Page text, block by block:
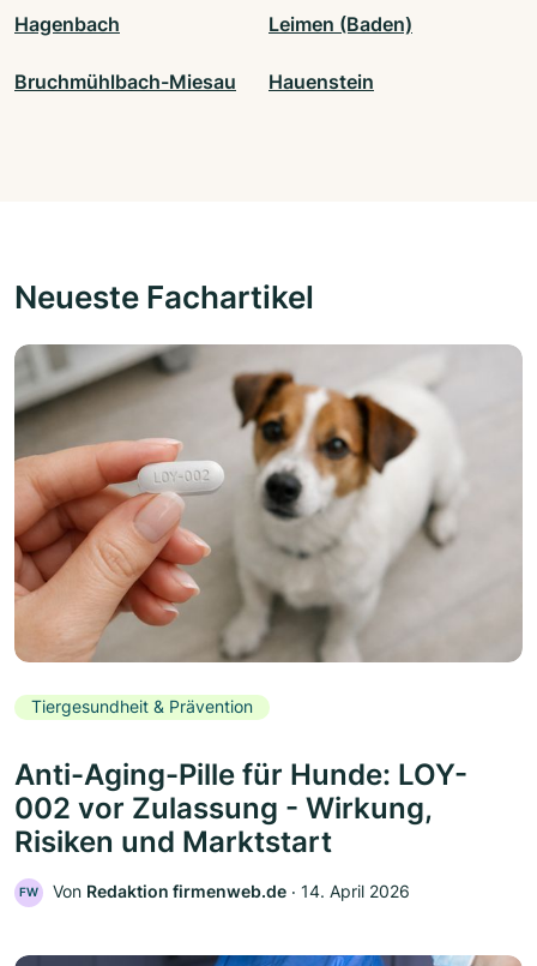
Hagenbach Leimen (Baden)
Bruchmühlbach-Miesau Hauenstein
Neueste Fachartikel
Tiergesundheit & Prävention
Anti-Aging-Pille für Hunde: LOY-
002 vor Zulassung - Wirkung,
Risiken und Marktstart
FW Von Redaktion firmenweb.de ‧ 14. April 2026